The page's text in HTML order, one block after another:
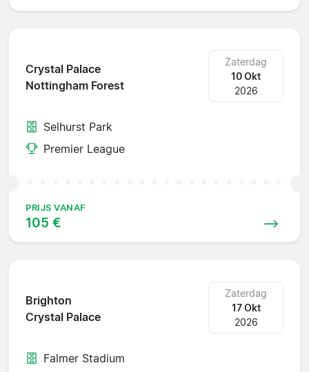
Crystal Palace
Nottingham Forest
Zaterdag
10 Okt
2026
Selhurst Park
Premier League
PRIJS VANAF
105 €
Brighton
Crystal Palace
Zaterdag
17 Okt
2026
Falmer Stadium